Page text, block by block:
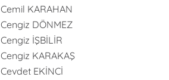
Cemil KARAHAN
Cengiz DÖNMEZ
Cengiz İŞBİLİR
Cengiz KARAKAŞ
Cevdet EKİNCİ